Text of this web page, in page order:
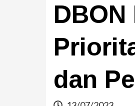
dan